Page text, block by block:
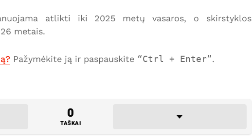
atlikti iki 2025 metų vasaros, o skirstyklos
metais.
Pažymėkite ją ir paspauskite Ctrl + Enter .
0
TAŠKAI